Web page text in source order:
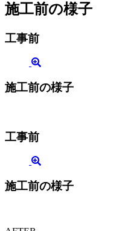
施工前の様子
工事前
施工前の様子
工事前
施工前の様子